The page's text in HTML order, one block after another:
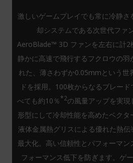
激しいゲームプレイでも常に冷静
却システムである次世代ファ
AeroBlade™ 3D ファンを左右に計2
静かに高速で飛行するフクロウの羽
れた、薄さわずか0.05mmという世
ドを採用。100枚からなるブレー
べても約10％*2の風量アップを実
形型にして冷却性能を高めたベクタ
液体金属熱グリスによる優れた熱伝
最大化。高い信頼性とパフォーマ
フォーマンス低下を防ぎます。ゲ